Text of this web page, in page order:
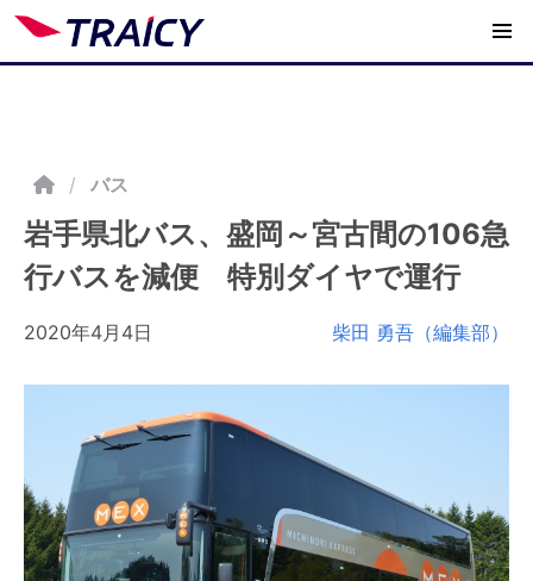
/ バス
岩手県北バス、盛岡～宮古間の106急
行バスを減便 特別ダイヤで運行
2020年4月4日 柴田 勇吾（編集部）